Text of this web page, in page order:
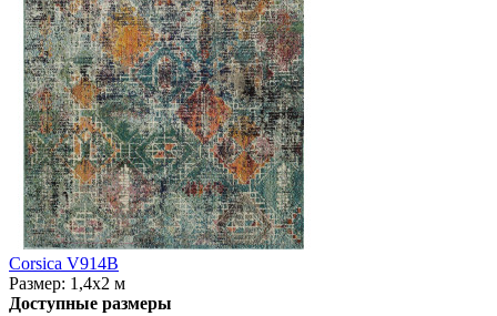
Corsica V914B
Размер: 1,4x2 м
Доступные размеры